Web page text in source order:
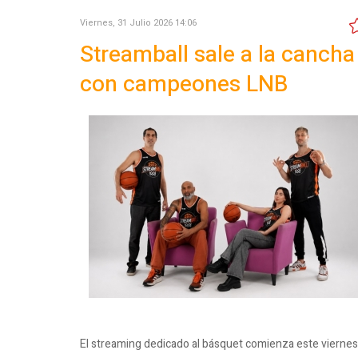
Viernes, 31 Julio 2026 14:06
Streamball sale a la cancha
con campeones LNB
El streaming dedicado al básquet comienza este viernes